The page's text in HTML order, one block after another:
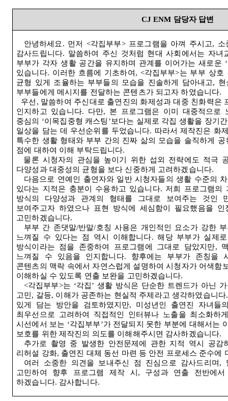
CJ ENM 담당자 답변
안녕하세요 . 먼저 <각집부부> 프로그램을 아껴 주시고, 소
감사드립니다. 말씀하여 주신 것처럼 현대 사회에서는 자녀
부부가 각자 생활 공간을 유지하며 관계를 이어가는 새로운 ‘
있습니다. 이러한 흐름에 기초하여 , <각집부부>는 부부 상호
균형 있게 조율하는 부부들의 모습을 진솔하게 담아내고,
부부들에게 메시지를 전달하는 콘텐츠가 되고자 하였습니다.
우선 , 말씀하여 주신대로 출연진의 화제성과 대중 친화력은
인지하고 있습니다. 다만, 본 프로그램은 이미 대중적으로
중심의 ‘이목집중형 캐스팅 ’보다는 실제로 각집 생활을 장기
일상을 담는 데 우선순위를 두었습니다. 따라서 제작진은 화
특수한 생활 형태와 부부 간의 진짜 삶의 모습을 솔직하게
점에 대하여 이해 부탁드립니다.
물론 시청자의 관심을 높이기 위한 섭외 전략에도 적극
다양성과 대중성의 균형을 보다 신중하게 고려하겠습니다.
다음으로 연예인 출연자와 일반 시청자들의 생활 수준의
있다는 지적은 충분이 수용하고 있습니다. 저희 프로그램의
방식의 다양성과 관계의 형태를 그대로 보여주는 것인
보여주고자 하였으나 표현 방식에 세심함이 필요했음을 인
고민하겠습니다.
부부 간 존댓말/반말/호칭 사용은 개인적인 요소가 강한
느껴질 수 있다는 점 역시 이해합니다.해당 부부가 실제
방식이라는 점을 존중하여 프로그램에 그대로 담았지만,
느껴질 수 있음을 인지합니다. 향후에는 부부가 존칭을
콘텐츠의 맥락 속에서 자연스럽게 설명하여 시청자가 어색함
이해하실 수 있도록 연출 보완을 고민하겠습니다.
<각집부부>는 ‘각집’ 생활 방식은 단순한 트렌드가 아닌
고민 , 갈등, 이해가 공존하는 현실적 주제라고 생각하였습니다
있게 담는 방안을 검토하였지만, 미성년인 출연진 자녀들
최우선으로 고려하여 직접적인 인터뷰나 노출을 최소화하
시선에서 보는 ‘각집부부’가 전달되지 못한 부분에 대해서는
보호를 위한 제작진의 의도를 이해해주시면 감사하겠습니다.
추가로 촬영 중 발생한 안전문제에 관한 지적 역시 공감
리허설 강화, 출연진 대체 동선 마련 등 안전 프로세스 준수에
여러 소중한 의견을 보내주신 점 진심으로 감사드리며 ,
고민하여 향후 프로그램 제작 시 , 구성과 연출 전반에
하겠습니다. 감사합니다.